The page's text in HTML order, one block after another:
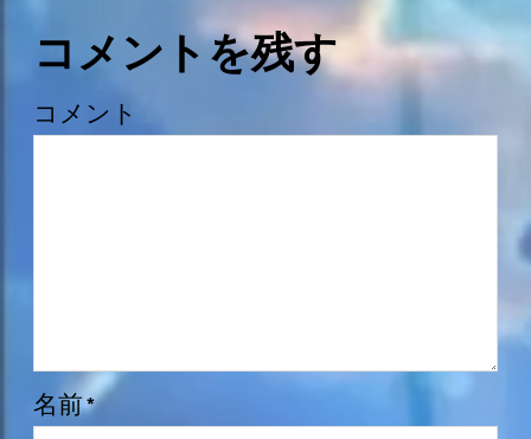
コメントを残す
コメント
名前*